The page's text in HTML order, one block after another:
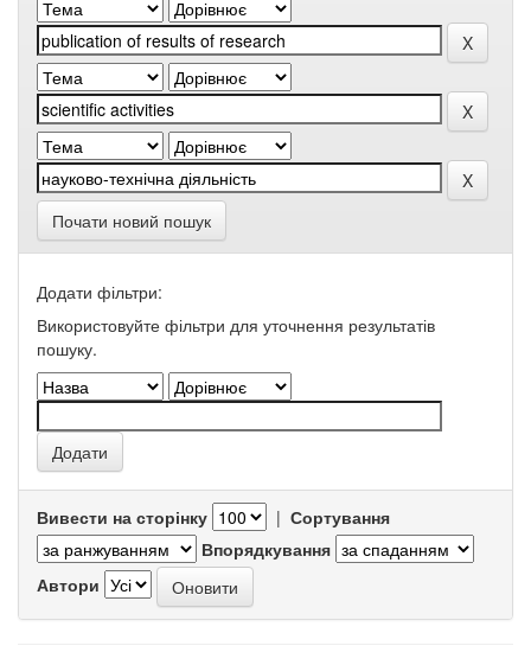
Почати новий пошук
Додати фільтри:
Використовуйте фільтри для уточнення результатів
пошуку.
Вивести на сторінку | Сортування
Впорядкування
Автори